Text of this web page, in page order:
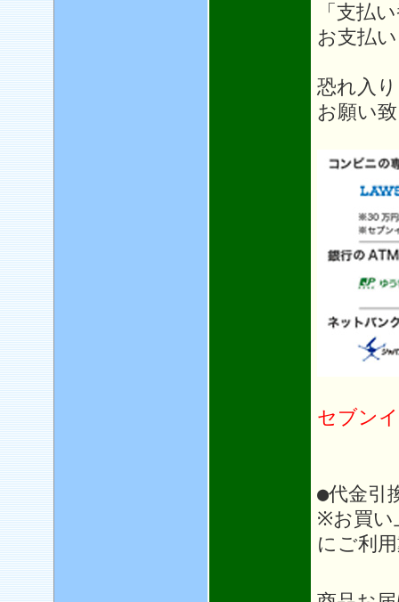
「支払
お支払
恐れ入
お願い
セブン
●代金引
※お買い
にご利